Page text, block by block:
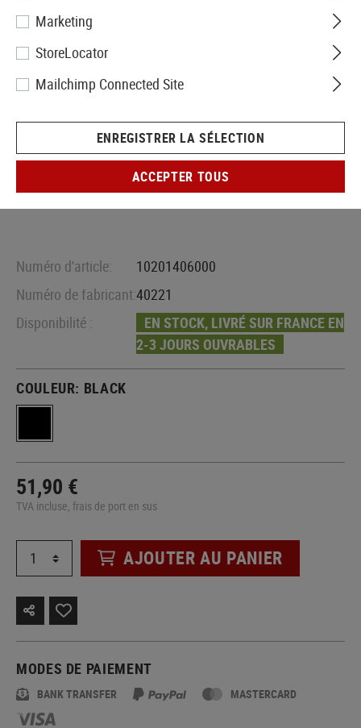
Numéro d'article:
10201406000
Numéro de fabricant:40221
Disponibilité :
EN STOCK, LIVRÉ SUR FRANCE EN
2-3 JOURS OUVRABLES
COULEUR: BLACK
51,90 €
TVA incluse, frais de port en sus
AJOUTER AU PANIER
MODES DE PAIEMENT
BANK TRANSFER MASTERCARD
Marketing
StoreLocator
Mailchimp Connected Site
ENREGISTRER LA SÉLECTION
ACCEPTER TOUS